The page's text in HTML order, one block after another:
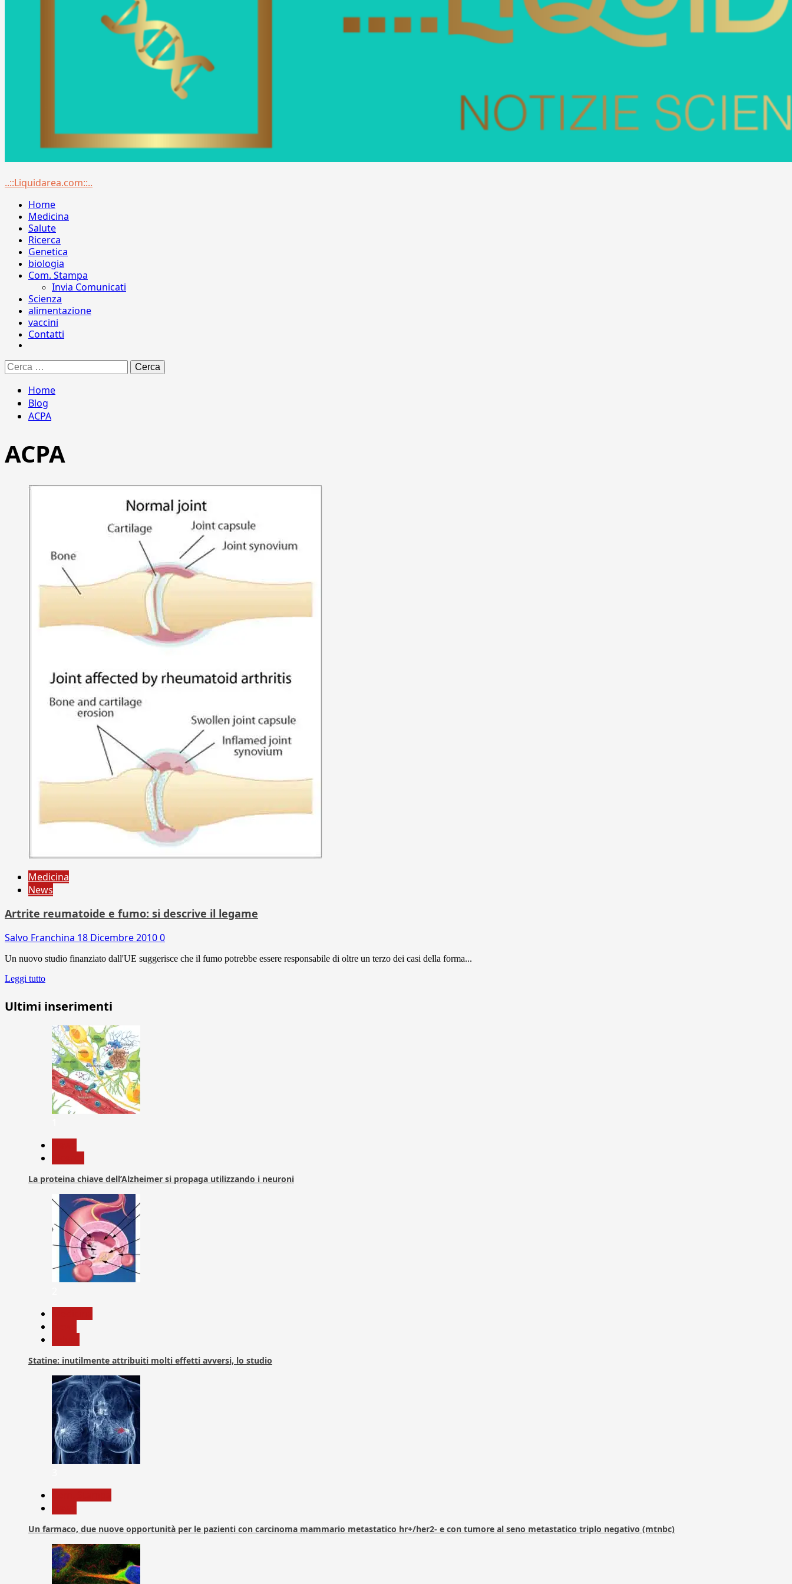
Menu
..::Liquidarea.com::..
Home
Medicina
Salute
Ricerca
Genetica
biologia
Com. Stampa
Invia Comunicati
Scienza
alimentazione
vaccini
Contatti
Ricerca
per:
Home
Blog
ACPA
ACPA
Medicina
News
Artrite reumatoide e fumo: si descrive il legame
Salvo Franchina 18 Dicembre 20100
Un nuovo studio finanziato dall'UE suggerisce che il fumo potrebbe essere responsabile di oltre un terzo dei casi della forma...
Leggi tutto
Ultimi inserimenti
La proteina chiave dell’Alzheimer si propaga utilizzando i neuroni
Statine: inutilmente attribuiti molti effetti avversi, lo studio
Un farmaco, due nuove opportunità per le pazienti con carcinoma mammario metastatico hr+/her2- e con tumore al seno metastatico triplo negativo (mtnbc)